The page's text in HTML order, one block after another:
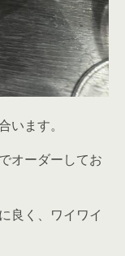
います。
オーダーしてお
良く、ワイワイ